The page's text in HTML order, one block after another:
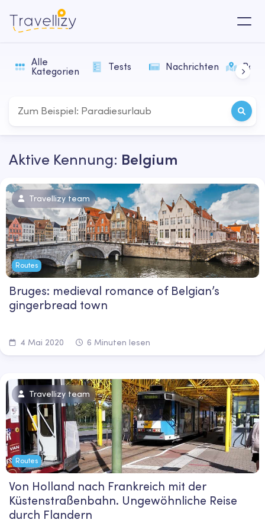
Alle
Kategorien
Tests Nachrichten
Aktive Kennung: Belgium
Travellizy team
Routes
Bruges: medieval romance of Belgian’s
gingerbread town
4 Mai 2020 6 Minuten lesen
Travellizy team
Routes
Von Holland nach Frankreich mit der
Küstenstraßenbahn. Ungewöhnliche Reise
durch Flandern